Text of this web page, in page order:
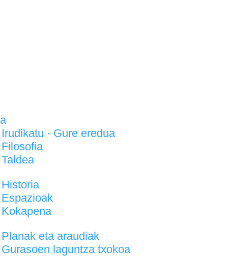
Irudikatu · Gure eredua
Filosofia
Taldea
Historia
Espazioak
Kokapena
Planak eta araudiak
Gurasoen laguntza txokoa